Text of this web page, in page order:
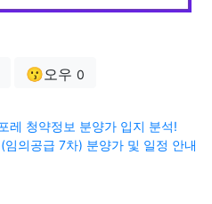
😗오우 0
레 청약정보 분양가 입지 분석!
의공급 7차) 분양가 및 일정 안내